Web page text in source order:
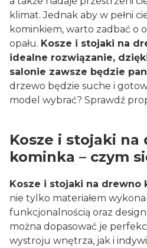
klimat. Jednak aby w pełni
kominkiem, warto zadbać o
opału. Kosze i stojaki na
idealne rozwiązanie,
salonie zawsze będzie
drzewo będzie suche i
model wybrać? Sprawdź
Kosze i stojaki na
kominka – czym
Kosze i stojaki na drewno
nie tylko materiałem
funkcjonalnością oraz
można dopasować je
wystroju wnętrza, jak i